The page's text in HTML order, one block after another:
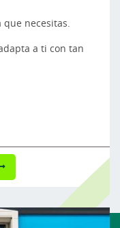
que necesitas.
a ti con tan